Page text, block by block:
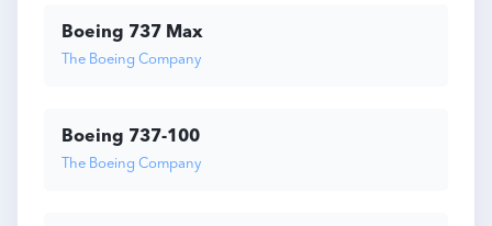
Boeing 737 Max
The Boeing Company
Boeing 737-100
The Boeing Company